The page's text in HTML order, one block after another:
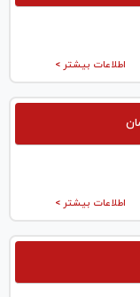
اطلاعات بیشتر >
اطلاعات بیشتر >